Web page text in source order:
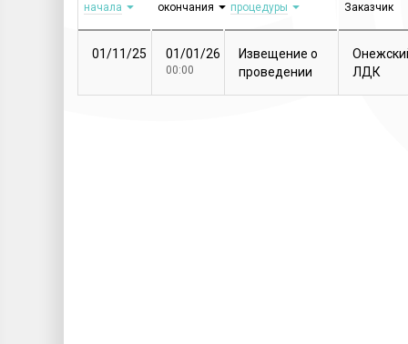
начала
окончания
процедуры
Заказчик
01/11/25 01/01/26
00:00
Извещение о
проведении
ЛДК